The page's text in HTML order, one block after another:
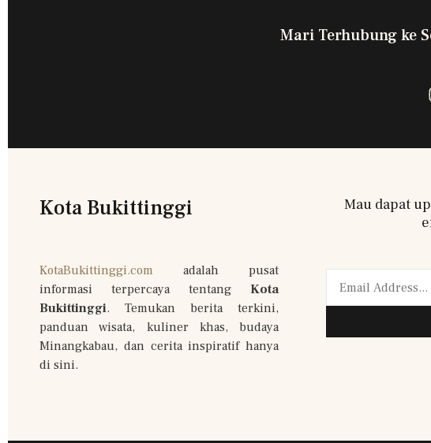
Mari Terhubung ke
Kota Bukittinggi
KotaBukittinggi.com adalah pusat
informasi terpercaya tentang Kota
Bukittinggi. Temukan berita terkini,
panduan wisata, kuliner khas, budaya
Minangkabau, dan cerita inspiratif hanya
di sini.
Mau dapat